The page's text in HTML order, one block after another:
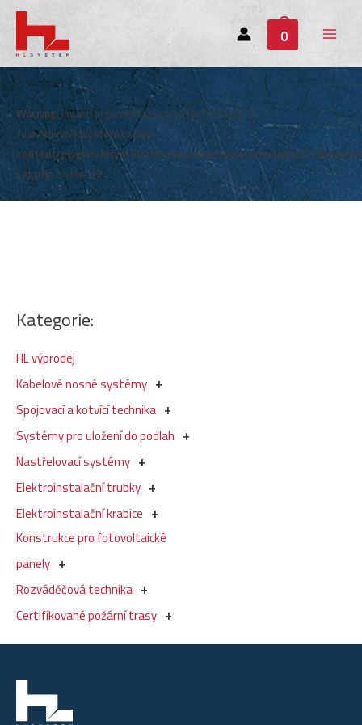
0
Main
Menu
Kategorie:
HL výprodej
Kabelové nosné systémy
Spojovací a kotvící technika
Systémy pro uložení do podlah
Nastřelovací systémy
Elektroinstalační trubky
Elektroinstalační krabice
Konstrukce pro fotovoltaické
panely
Rozváděčová technika
Certifikované požární trasy
Warning: Invalid argument supplied for foreach() in
/var/www/hlsystem.cz/wp-
content/plugins/hlsystem/themes/hlsystem/components/
cat.phpon line12